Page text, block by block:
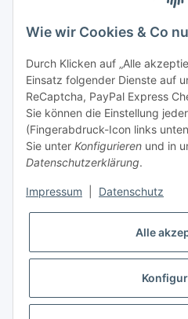
Tel: +49 (0) 5132 8230689
E-Mail:mail@texcorner.de
Vertrag
Wie wir Cookies & Co
Durch Klicken auf „Alle
Einsatz folgender Dienste auf
ReCaptcha, PayPal Express
Sie können die Einstellung
(Fingerabdruck-Icon links
Sie unter Konfigurieren und in
Datenschutzerklärung.
Impressum Datenschutz
Alle